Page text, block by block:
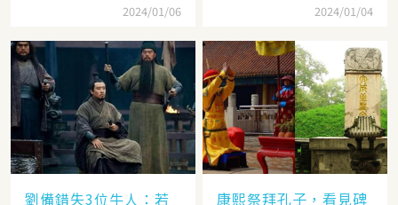
2024/01/06 2024/01/04
劉備錯失3位牛人：若
康熙祭拜孔子，看見碑